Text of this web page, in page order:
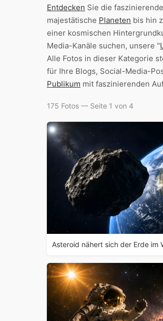
Entdecken Sie die
majestätische Planeten bis hin
einer kosmischen
Media-Kanäle suchen, unsere "
Alle Fotos in dieser Kategorie
für Ihre Blogs, Social-Media-
Publikum mit faszinierenden
175 Fotos — Seite 1 von 4
Asteroid nähert sich der Erde im